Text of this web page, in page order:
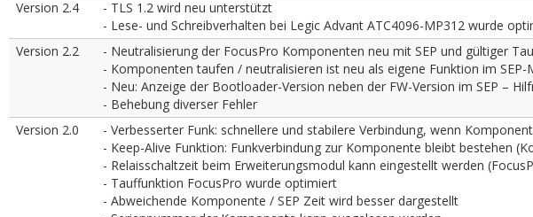
Version 2.4
- TLS 1.2 wird neu unterstützt
- Lese- und Schreibverhalten bei Legic Advant ATC4096-MP312 wurde
Version 2.2
- Neutralisierung der FocusPro Komponenten neu mit SEP und gültiger
- Komponenten taufen / neutralisieren ist neu als eigene Funktion im
- Neu: Anzeige der Bootloader-Version neben der FW-Version im SEP –
- Behebung diverser Fehler
Version 2.0
- Verbesserter Funk: schnellere und stabilere Verbindung, wenn
- Keep-Alive Funktion: Funkverbindung zur Komponente bleibt bestehen
- Relaisschaltzeit beim Erweiterungsmodul kann eingestellt werden
- Tauffunktion FocusPro wurde optimiert
- Abweichende Komponente / SEP Zeit wird besser dargestellt